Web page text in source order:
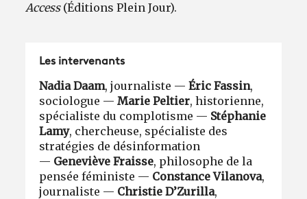
Access(Éditions Plein Jour).
Les intervenants
Nadia Daam, journaliste —Éric Fassin,
sociologue —Marie Peltier, historienne,
spécialiste du complotisme — Stéphanie
Lamy, chercheuse, spécialiste des
stratégies de désinformation
— Geneviève Fraisse, philosophe de la
pensée féministe — Constance Vilanova,
journaliste — Christie D’Zurilla,